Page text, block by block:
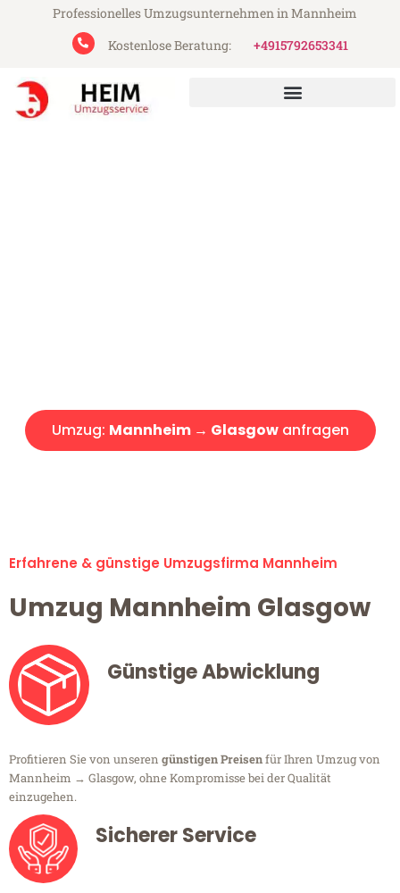
Professionelles Umzugsunternehmen in Mannheim
Kostenlose Beratung:
+4915792653341
Umzug: Mannheim → Glasgowanfragen
Erfahrene & günstige Umzugsfirma Mannheim
Umzug Mannheim Glasgow
Günstige Abwicklung
Profitieren Sie von unseren günstigen Preisenfür Ihren Umzug von
Mannheim → Glasgow, ohne Kompromisse bei der Qualität
einzugehen.
Sicherer Service